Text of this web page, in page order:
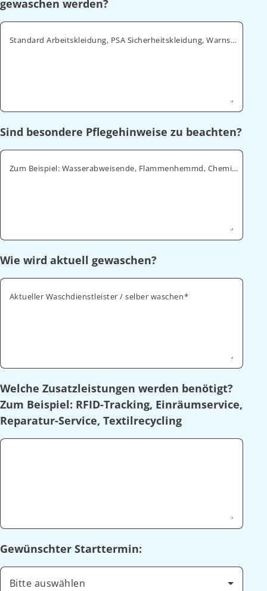
gewaschen werden?
Standard Arbeitskleidung, PSA Sicherheitskleidung, Warnschutz, ESD
Sind besondere Pflegehinweise zu beachten?
Zum Beispiel: Wasserabweisende, Flammenhemmd, Chemikalienabweisende
Wie wird aktuell gewaschen?
Aktueller Waschdienstleister / selber waschen
Welche Zusatzleistungen werden benötigt?
Zum Beispiel: RFID-Tracking, Einräumservice,
Reparatur-Service, Textilrecycling
Gewünschter Starttermin:
Bitte auswählen